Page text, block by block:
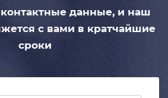
контактные данные, и наш
с вами в кратчайшие
сроки